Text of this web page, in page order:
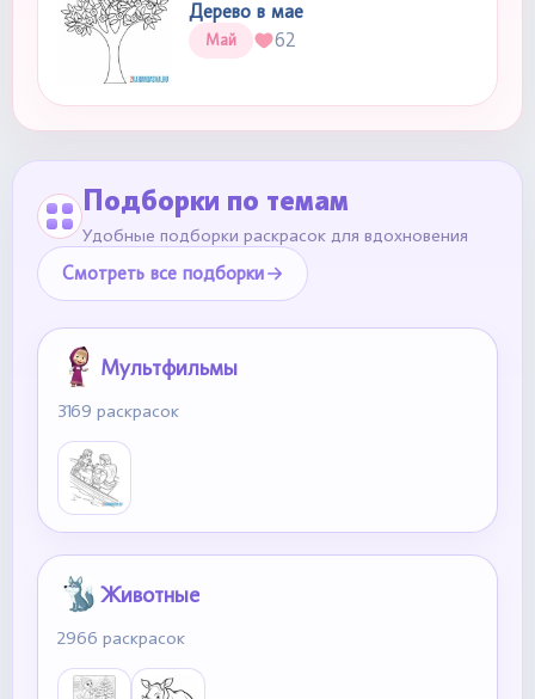
Дерево в мае
Май 62
Подборки по темам
Удобные подборки раскрасок для вдохновения
Смотреть все подборки
Мультфильмы
3169 раскрасок
Животные
2966 раскрасок